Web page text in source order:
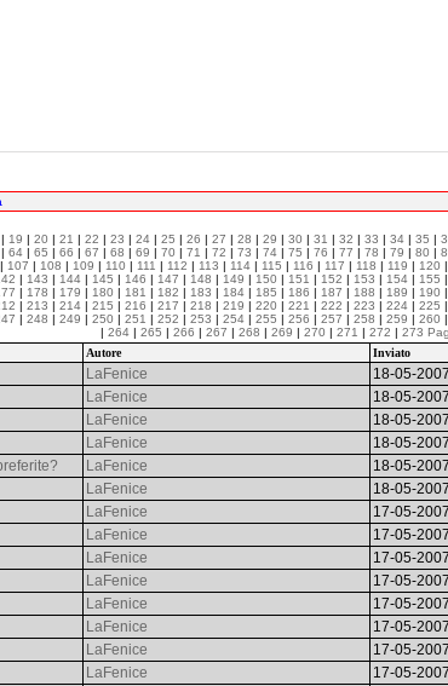
| 19 | 20 | 21 | 22 | 23 | 24 | 25 | 26 | 27 | 28 | 29 | 30 | 31 | 32 | 33 | 34 | 35 |
| 64 | 65 | 66 | 67 | 68 | 69 | 70 | 71 | 72 | 73 | 74 | 75 | 76 | 77 | 78 | 79 | 80 |
| 107 | 108 | 109 | 110 | 111 | 112 | 113 | 114 | 115 | 116 | 117 | 118 | 119 | 120 |
| 143 | 144 | 145 | 146 | 147 | 148 | 149 | 150 | 151 | 152 | 153 | 154 | 155 |
| 178 | 179 | 180 | 181 | 182 | 183 | 184 | 185 | 186 | 187 | 188 | 189 | 190 |
| 213 | 214 | 215 | 216 | 217 | 218 | 219 | 220 | 221 | 222 | 223 | 224 | 225 |
| 248 | 249 | 250 | 251 | 252 | 253 | 254 | 255 | 256 | 257 | 258 | 259 | 260 |
| 264 | 265 | 266 | 267 | 268 | 269 | 270 | 271 | 272 | 273
Autore Inviato
LaFenice
18-05-2007
LaFenice
18-05-2007
LaFenice
18-05-2007
LaFenice
18-05-2007
LaFenice
18-05-2007
LaFenice
18-05-2007
LaFenice
17-05-2007
LaFenice
17-05-2007
LaFenice
17-05-2007
LaFenice
17-05-2007
LaFenice
17-05-2007
LaFenice
17-05-2007
LaFenice
17-05-2007
LaFenice
17-05-2007